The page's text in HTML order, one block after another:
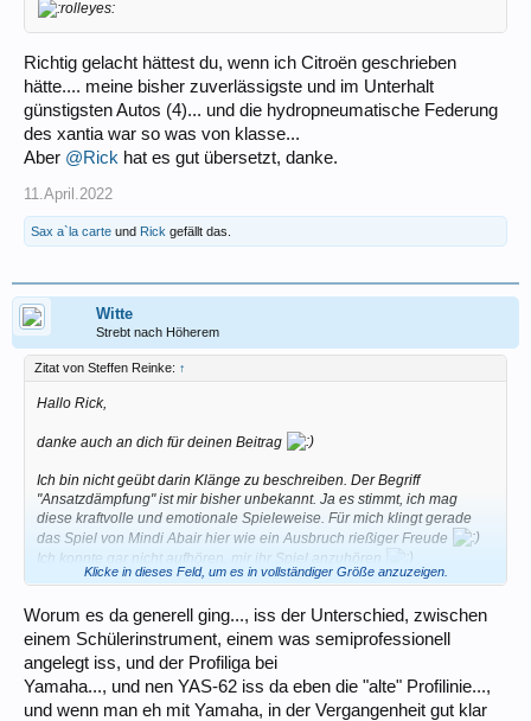
Richtig gelacht hättest du, wenn ich Citroën geschrieben
hätte.... meine bisher zuverlässigste und im Unterhalt
günstigsten Autos (4)... und die hydropneumatische Federung
des xantia war so was von klasse...
Aber @Rick hat es gut übersetzt, danke.
11.April.2022
Sax a`la carte und Rick gefällt das.
Witte
Strebt nach Höherem
Zitat von Steffen Reinke: ↑
Hallo Rick,
danke auch an dich für deinen Beitrag
Ich bin nicht geübt darin Klänge zu beschreiben. Der Begriff
"Ansatzdämpfung" ist mir bisher unbekannt. Ja es stimmt, ich mag
diese kraftvolle und emotionale Spieleweise. Für mich klingt gerade
das Spiel von Mindi Abair hier wie ein Ausbruch rießiger Freude
Ich konnte gar nicht aufhören, mir ihr Spiel anzuhören
gefällt. In meinen Ohren haben das alle hier vorgestellten Videos
gemeinsam. In meiner Erinnerung hat sich mein Klang immer viel
breiter, ungebündelter angehört. Das mochte ich nicht so, mir ist es
aber nicht gelungen, das zu verändern. Ganz schlimm war es bei den
tiefen Tönen. Da hab ich erschrocken gedacht, dass es sich eher wie
das gewaltige Tröten eines Ozeanriesen anhört
Klicke in dieses Feld, um es in vollständiger Größe anzuzeigen.
Worum es da generell ging..., iss der Unterschied, zwischen
einem Schülerinstrument, einem was semiprofessionell
angelegt iss, und der Profiliga bei
Yamaha..., und nen YAS-62 iss da eben die "alte" Profilinie...,
und wenn man eh mit Yamaha, in der Vergangenheit gut klar